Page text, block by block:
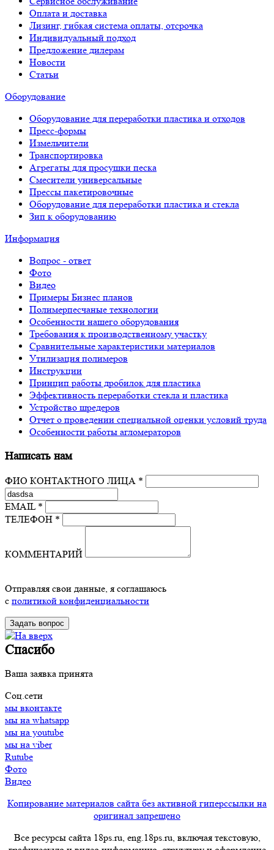
Оплата и доставка
Лизинг, гибкая система оплаты, отсрочка
Индивидуальный подход
Предложение дилерам
Новости
Статьи
Оборудование
Оборудование для переработки пластика и отходов
Пресс-формы
Измельчители
Транспортировка
Агрегаты для просушки песка
Смесители универсальные
Прессы пакетировочные
Оборудование для переработки пластика и стекла
Зип к оборудованию
Информация
Вопрос - ответ
Фото
Видео
Примеры Бизнес планов
Полимерпесчаные технологии
Особенности нашего оборудования
Требования к производственному участку
Сравнительные характеристики материалов
Утилизация полимеров
Инструкции
Принцип работы дробилок для пластика
Эффективность переработки стекла и пластика
Устройство шредеров
Отчет о проведении специальной оценки условий труда
Особенности работы агломераторов
Написать нам
ФИО КОНТАКТНОГО ЛИЦА *
EMAIL *
ТЕЛЕФОН *
КОММЕНТАРИЙ
Отправляя свои данные, я соглашаюсь
с политикой конфиденциальности
Спасибо
Ваша заявка принята
Соц.сети
мы вконтакте
мы на whatsapp
мы на youtube
мы на viber
Rutube
Фото
Видео
Копирование материалов сайта без активной гиперссылки на
оригинал запрещено
Все ресурсы сайта 18ps.ru, eng.18ps.ru, включая текстовую,